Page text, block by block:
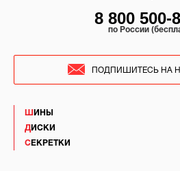
ШИНЫ
ДИСКИ
СЕКРЕТКИ
8 800 500-
по России
ПОДПИШИТЕСЬ НА